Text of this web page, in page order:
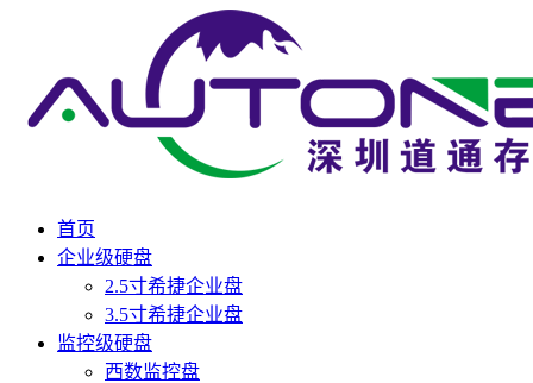
首页
企业级硬盘
2.5寸希捷企业盘
3.5寸希捷企业盘
监控级硬盘
西数监控盘